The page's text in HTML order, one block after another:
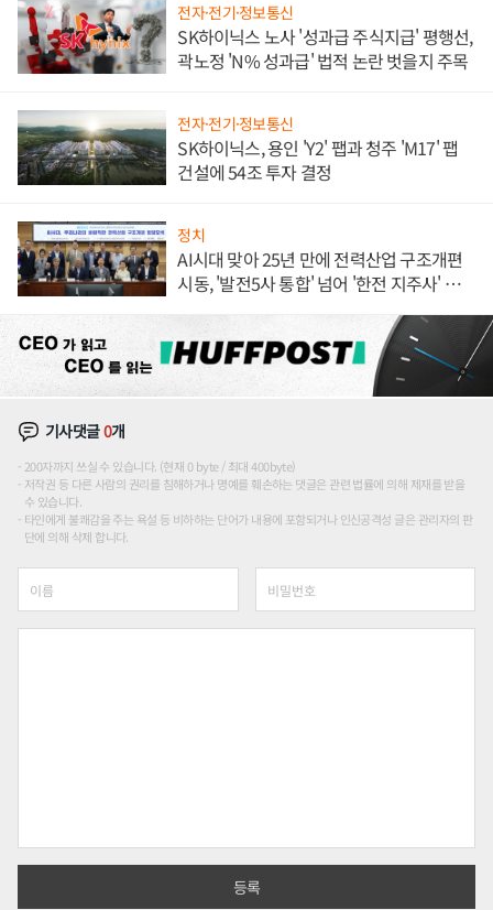
전자·전기·정보통신
SK하이닉스 노사 '성과급 주식지급' 평행선,
곽노정 'N% 성과급' 법적 논란 벗을지 주목
전자·전기·정보통신
SK하이닉스, 용인 'Y2' 팹과 청주 'M17' 팹
건설에 54조 투자 결정
정치
AI시대 맞아 25년 만에 전력산업 구조개편
시동, '발전5사 통합' 넘어 '한전 지주사' 재편
기사댓글0개
200자까지 쓰실 수 있습니다. (현재 0 byte / 최대 400byte)
저작권 등 다른 사람의 권리를 침해하거나 명예를 훼손하는 댓글은 관련 법률에 의해 제재를 받을
수 있습니다.
타인에게 불쾌감을 주는 욕설 등 비하하는 단어가 내용에 포함되거나 인신공격성 글은 관리자의 판
단에 의해 삭제 합니다.